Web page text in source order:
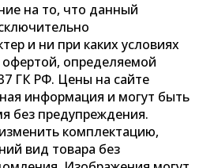
на то, что данный
и ни при каких условиях
определяемой
ГК РФ. Цены на сайте
информация и могут быть
без предупреждения.
комплектацию,
вид товара без